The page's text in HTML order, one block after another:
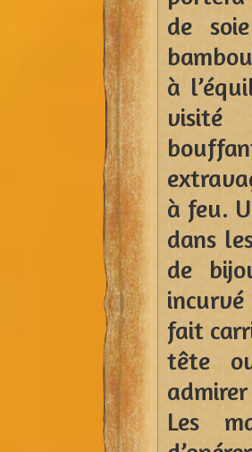
de
à
visité
à feu.
dans
de
fait
tête
Les